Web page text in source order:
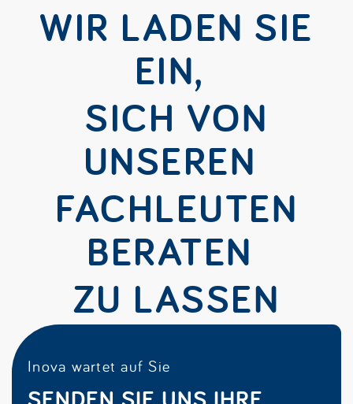
WIR LADEN SIE
EIN,
SICH VON
UNSEREN
FACHLEUTEN
BERATEN
ZU LASSEN
Inova wartet auf Sie